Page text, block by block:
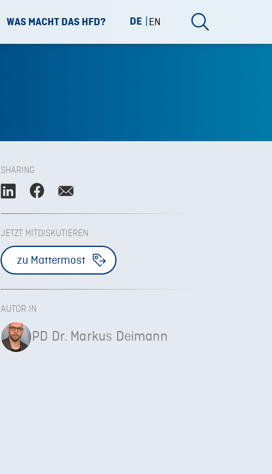
WAS MACHT DAS HFD? DE EN
SHARING
JETZT MITDISKUTIEREN
zu Mattermost
AUTOR:IN
PD Dr. Markus Deimann